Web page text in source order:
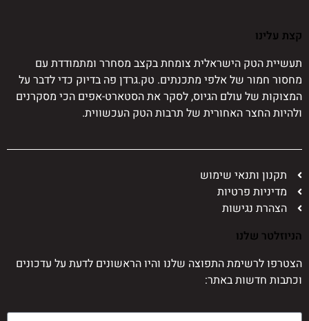
קצת עלינו
תעשיית הטק הישראלית צומחת בקצב מסחרר ומתמודדת עם
מחסור חמור של אלפי מתכנתים. טק.גרדן פה בדיוק כדי לדבר על
המצוקות של עולם הגיוס, לסקר את הסטארט-אפים הכי מסקרנים
ולהיות החצר האחורית של תרבות הטק העכשווית.
תקנון ותנאי שימוש
מדיניות פרטיות
הצהרת נגישות
הניוזלטר שלנו
הצטרפו לרשימת התפוצה שלנו והיו הראשונים לדעת על עדכונים
וכתבות חדשות באתר: